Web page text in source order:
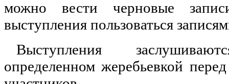
можно вести черновые
выступления пользоваться
Выступления
определенном жеребьевкой